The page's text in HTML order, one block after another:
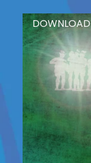
DOWNLOAD